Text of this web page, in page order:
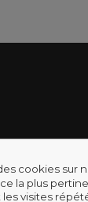
cookies sur
la plus
visites